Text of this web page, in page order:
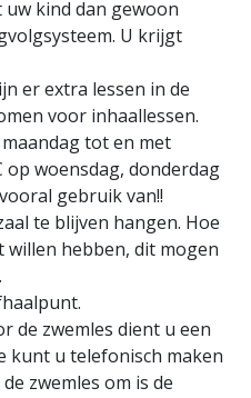
kind dan gewoon
U krijgt
er extra lessen in de
voor inhaallessen.
tot en met
op woensdag, donderdag
gebruik van!!
te blijven hangen. Hoe
hebben, dit mogen
de zwemles dient u een
kunt u telefonisch maken
zwemles om is de